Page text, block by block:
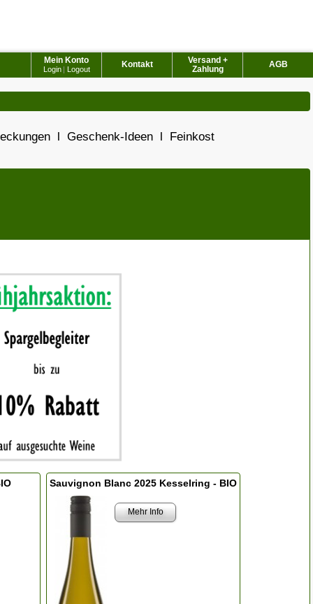
AGB
Versand +
Zahlung
Kontakt
Mein Konto
Login | Logout
l Geschenk-Ideen l Feinkost
Sauvignon Blanc 2025 Kesselring - BIO
Mehr Info